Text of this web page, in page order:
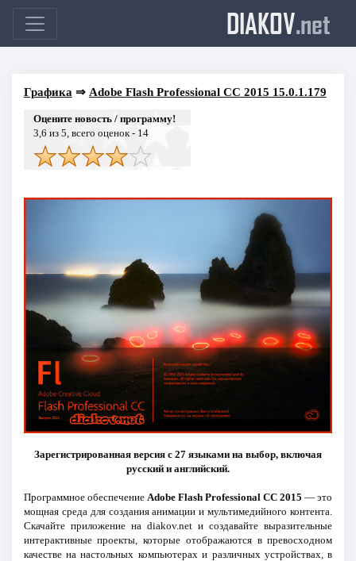
DIAKOV.net
Графика ⇒ Adobe Flash Professional CC 2015 15.0.1.179
Оцените новость / программу!
3,6 из 5, всего оценок - 14
Зарегистрированная версия с 27 языками на выбор, включая
русский и английский.
Программное обеспечение Adobe Flash Professional CC 2015 — это
мощная среда для создания анимации и мультимедийного контента.
Скачайте приложение на diakov.net и создавайте выразительные
интерактивные проекты, которые отображаются в превосходном
качестве на настольных компьютерах и различных устройствах, в